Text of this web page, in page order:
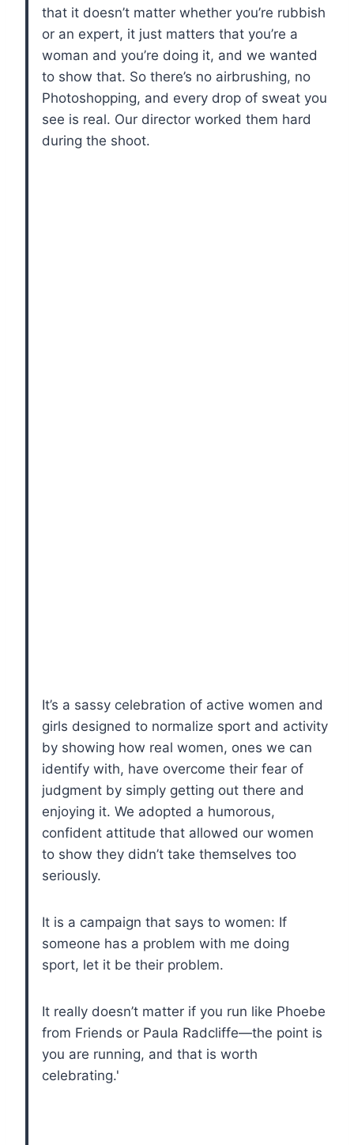
that it doesn’t matter whether you’re rubbish
or an expert, it just matters that you’re a
woman and you’re doing it, and we wanted
to show that. So there’s no airbrushing, no
Photoshopping, and every drop of sweat you
see is real. Our director worked them hard
during the shoot.
It’s a sassy celebration of active women and
girls designed to normalize sport and activity
by showing how real women, ones we can
identify with, have overcome their fear of
judgment by simply getting out there and
enjoying it. We adopted a humorous,
confident attitude that allowed our women
to show they didn’t take themselves too
seriously.
It is a campaign that says to women: If
someone has a problem with me doing
sport, let it be their problem.
It really doesn’t matter if you run like Phoebe
from Friends or Paula Radcliffe—the point is
you are running, and that is worth
celebrating.'